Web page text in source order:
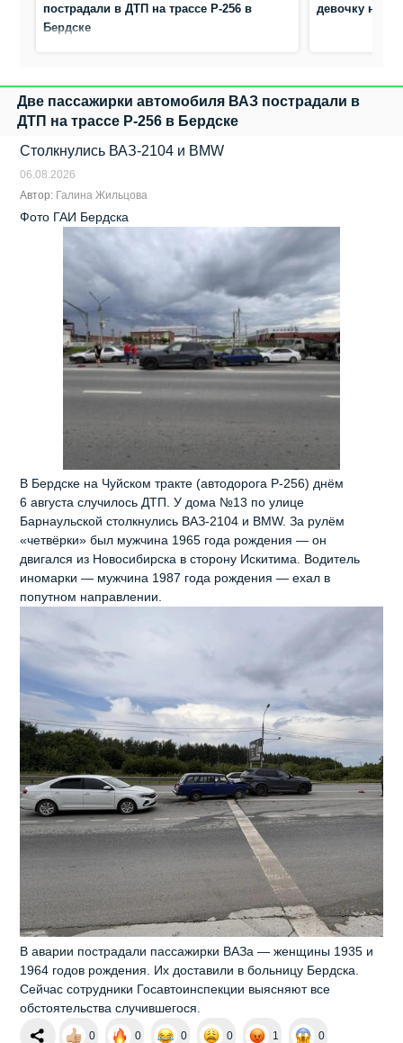
пострадали в ДТП на трассе Р-256 в
Бердске
девочку на
Две пассажирки автомобиля ВАЗ пострадали в
ДТП на трассе Р-256 в Бердске
Столкнулись ВАЗ‑2104 и BMW
06.08.2026
Автор: Галина Жильцова
Фото ГАИ Бердска
В Бердске на Чуйском тракте (автодорога Р‑256) днём
6 августа случилось ДТП. У дома №13 по улице
Барнаульской столкнулись ВАЗ‑2104 и BMW. За рулём
«четвёрки» был мужчина 1965 года рождения — он
двигался из Новосибирска в сторону Искитима. Водитель
иномарки — мужчина 1987 года рождения — ехал в
попутном направлении.
В аварии пострадали пассажирки ВАЗа — женщины 1935 и
1964 годов рождения. Их доставили в больницу Бердска.
Сейчас сотрудники Госавтоинспекции выясняют все
обстоятельства случившегося.
0 0 0 0 1 0